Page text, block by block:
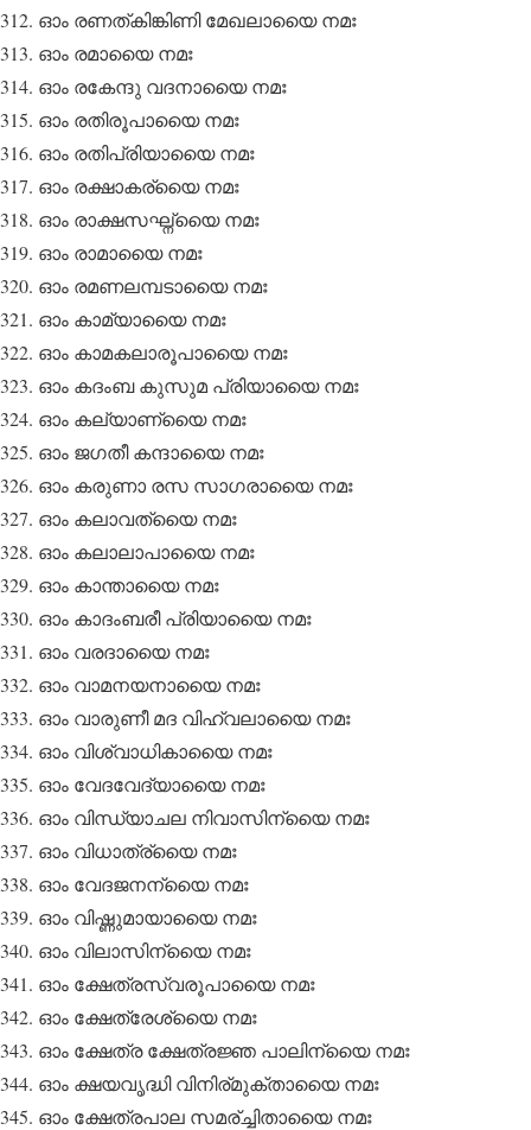
ഓം രണത്കിങ്കിണി മേഖലായൈ നമഃ
ഓം രമായൈ നമഃ
ഓം രകേന്ദു വദനായൈ നമഃ
ഓം രതിരൂപായൈ നമഃ
ഓം രതിപ്രിയായൈ നമഃ
ഓം രക്ഷാകര്യൈ നമഃ
ഓം രാക്ഷസഘ്ന്യൈ നമഃ
ഓം രാമായൈ നമഃ
ഓം രമണലമ്പടായൈ നമഃ
ഓം കാമ്യായൈ നമഃ
ഓം കാമകലാരൂപായൈ നമഃ
ഓം കദംബ കുസുമ പ്രിയായൈ നമഃ
ഓം കല്യാണ്യൈ നമഃ
ഓം ജഗതീ കന്ദായൈ നമഃ
ഓം കരുണാ രസ സാഗരായൈ നമഃ
ഓം കലാവത്യൈ നമഃ
ഓം കലാലാപായൈ നമഃ
ഓം കാന്തായൈ നമഃ
ഓം കാദംബരീ പ്രിയായൈ നമഃ
ഓം വരദായൈ നമഃ
ഓം വാമനയനായൈ നമഃ
ഓം വാരുണീ മദ വിഹ്വലായൈ നമഃ
ഓം വിശ്വാധികായൈ നമഃ
ഓം വേദവേദ്യായൈ നമഃ
ഓം വിന്ധ്യാചല നിവാസിന്യൈ നമഃ
ഓം വിധാത്ര്യൈ നമഃ
ഓം വേദജനന്യൈ നമഃ
ഓം വിഷ്ണുമായായൈ നമഃ
ഓം വിലാസിന്യൈ നമഃ
ഓം ക്ഷേത്രസ്വരൂപായൈ നമഃ
ഓം ക്ഷേത്രേശ്യൈ നമഃ
ഓം ക്ഷേത്ര ക്ഷേത്രജ്ഞ പാലിന്യൈ നമഃ
ഓം ക്ഷയവൃദ്ധി വിനിര്മുക്തായൈ നമഃ
ഓം ക്ഷേത്രപാല സമര്ച്ചിതായൈ നമഃ